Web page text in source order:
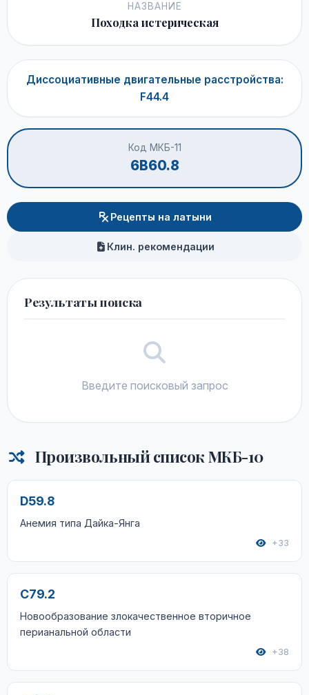
НАЗВАНИЕ
Походка истерическая
Диссоциативные двигательные расстройства:
F44.4
Код МКБ-11
6B60.8
Рецепты на латыни
Клин. рекомендации
Результаты поиска
Введите поисковый запрос
Произвольный список МКБ-10
D59.8
Анемия типа Дайка-Янга
+33
C79.2
Новообразование злокачественное вторичное
перианальной области
+38